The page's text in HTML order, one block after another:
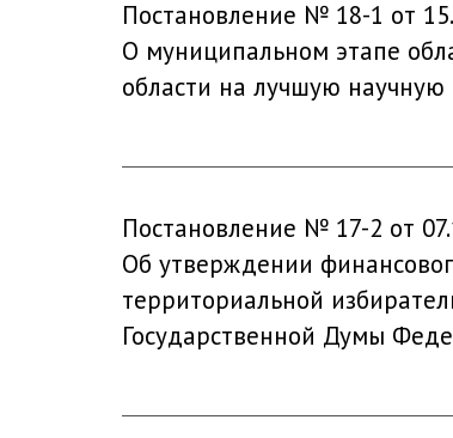
Постановление № 18-1 от
О муниципальном этапе
области на лучшую научную
Постановление № 17-2 от
Об утверждении
территориальной
Государственной Думы